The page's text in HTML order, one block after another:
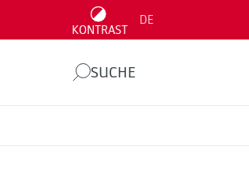
KONTRAST
DE
SUCHE